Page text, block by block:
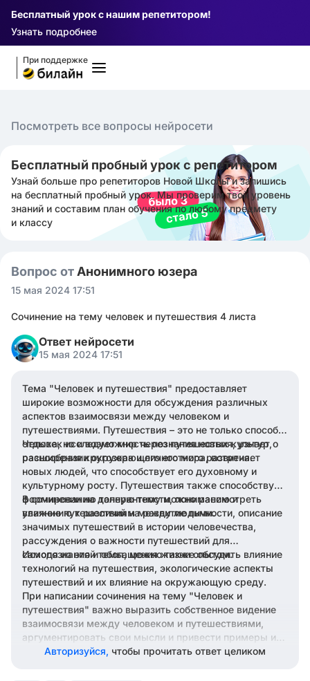
Бесплатный урок с нашим репетитором!
Узнать подробнее
При поддержке
Посмотреть все вопросы нейросети
Бесплатный пробный урок с репетитором
Узнай больше про репетиторов Новой Школы и запишись
на бесплатный пробный урок. Мы проверим твой уровень
знаний и составим план обучения по любому предмету
и классу
Вопрос от Анонимного юзера
15 мая 2024 17:51
Сочинение на тему человек и путешествия 4 листа
Ответ нейросети
15 мая 2024 17:51
Тема "Человек и путешествия" предоставляет
широкие возможности для обсуждения различных
аспектов взаимосвязи между человеком и
путешествиями. Путешествия – это не только способ
отдыха, но и возможность познания новых культур,
расширения кругозора и личностного развития.
Человек исследует мир через путешествия, узнает о
разнообразии окружающего его мира, встречает
новых людей, что способствует его духовному и
культурному росту. Путешествия также способствуют
формированию толерантности, пониманию и
уважению к различиям между людьми.
В сочинении на данную тему можно рассмотреть
влияние путешествий на развитие личности, описание
значимых путешествий в истории человечества,
рассуждения о важности путешествий для
самопознания и обогащения жизни опытом.
Исходя из этой темы, можно также обсудить влияние
технологий на путешествия, экологические аспекты
путешествий и их влияние на окружающую среду.
При написании сочинения на тему "Человек и
путешествия" важно выразить собственное видение
взаимосвязи между человеком и путешествиями,
аргументировать свои мысли и привести примеры из
жизни или литературы, подтверждающие вашу точку
Авторизуйся, чтобы прочитать ответ целиком